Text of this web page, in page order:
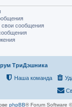
свои сообщения
ТриДэшника
Наша команда
phpBB® Forum Software